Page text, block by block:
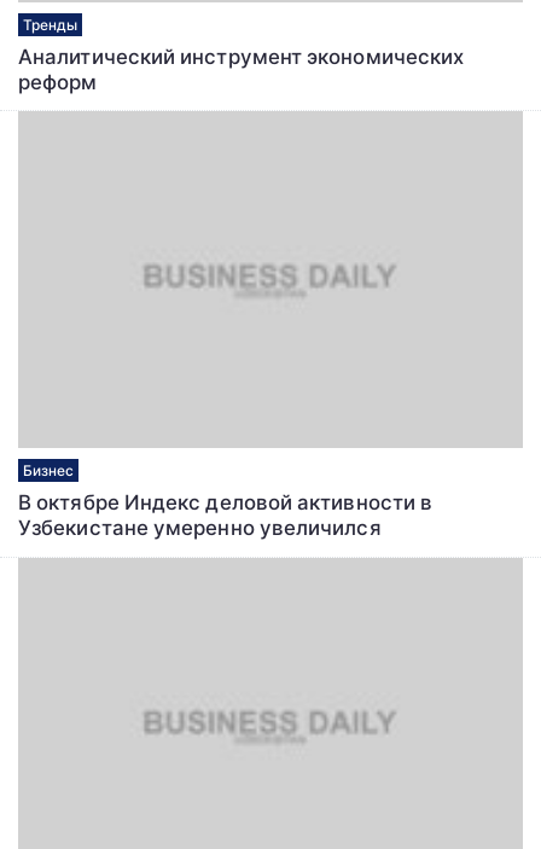
Тренды
Аналитический инструмент экономических
реформ
Бизнес
В октябре Индекс деловой активности в
Узбекистане умеренно увеличился